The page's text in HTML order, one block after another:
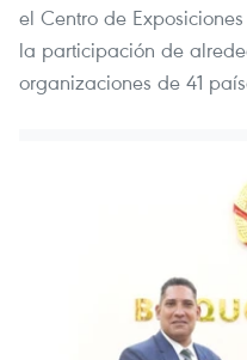
el Centro de
la participación de
organizaciones de 41